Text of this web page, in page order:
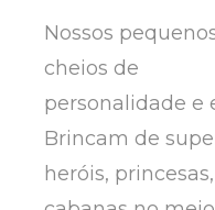
Nossos
cheios de
personalidade e
Brincam de
heróis,